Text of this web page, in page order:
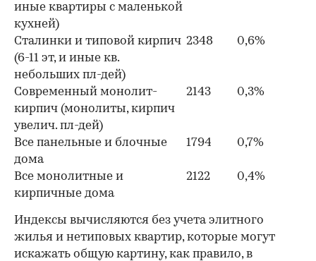
иные квартиры с маленькой
кухней)
Сталинки и типовой кирпич
(6-11 эт, и иные кв.
небольших пл-дей)
2348 0,6%
Современный монолит-
кирпич (монолиты, кирпич
увелич. пл-дей)
2143 0,3%
Все панельные и блочные
дома
1794 0,7%
Все монолитные и
кирпичные дома
2122 0,4%
Индексы вычисляются без учета элитного
жилья и нетиповых квартир, которые могут
искажать общую картину, как правило, в